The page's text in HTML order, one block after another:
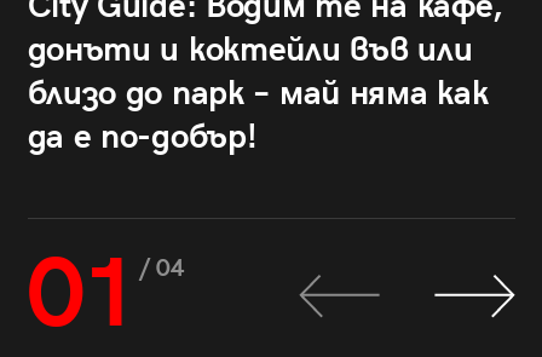
донъти и коктейли във или
близо до парк – май няма как
да е по-добър!
01 / 04